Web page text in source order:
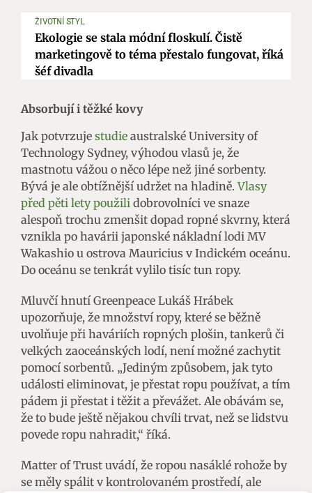
ŽIVOTNÍ STYL
Ekologie se stala módní floskulí. Čistě
marketingově to téma přestalo fungovat, říká
šéf divadla
Absorbují i těžké kovy
Jak potvrzuje studie australské University of
Technology Sydney, výhodou vlasů je, že
mastnotu vážou o něco lépe než jiné sorbenty.
Bývá je ale obtížnější udržet na hladině.Vlasy
před pěti lety použili dobrovolníci ve snaze
alespoň trochu zmenšit dopad ropné skvrny, která
vznikla po havárii japonské nákladní lodi MV
Wakashio u ostrova Mauricius v Indickém oceánu.
Do oceánu se tenkrát vylilo tisíc tun ropy.
Mluvčí hnutí Greenpeace Lukáš Hrábek
upozorňuje, že množství ropy, které se běžně
uvolňuje při haváriích ropných plošin, tankerů či
velkých zaoceánských lodí, není možné zachytit
pomocí sorbentů. „Jediným způsobem, jak tyto
události eliminovat, je přestat ropu používat, a tím
pádem ji přestat i těžit a převážet. Ale obávám se,
že to bude ještě nějakou chvíli trvat, než se lidstvu
povede ropu nahradit,“ říká.
Matter of Trust uvádí, že ropou nasáklé rohože by
se měly spálit v kontrolovaném prostředí, ale